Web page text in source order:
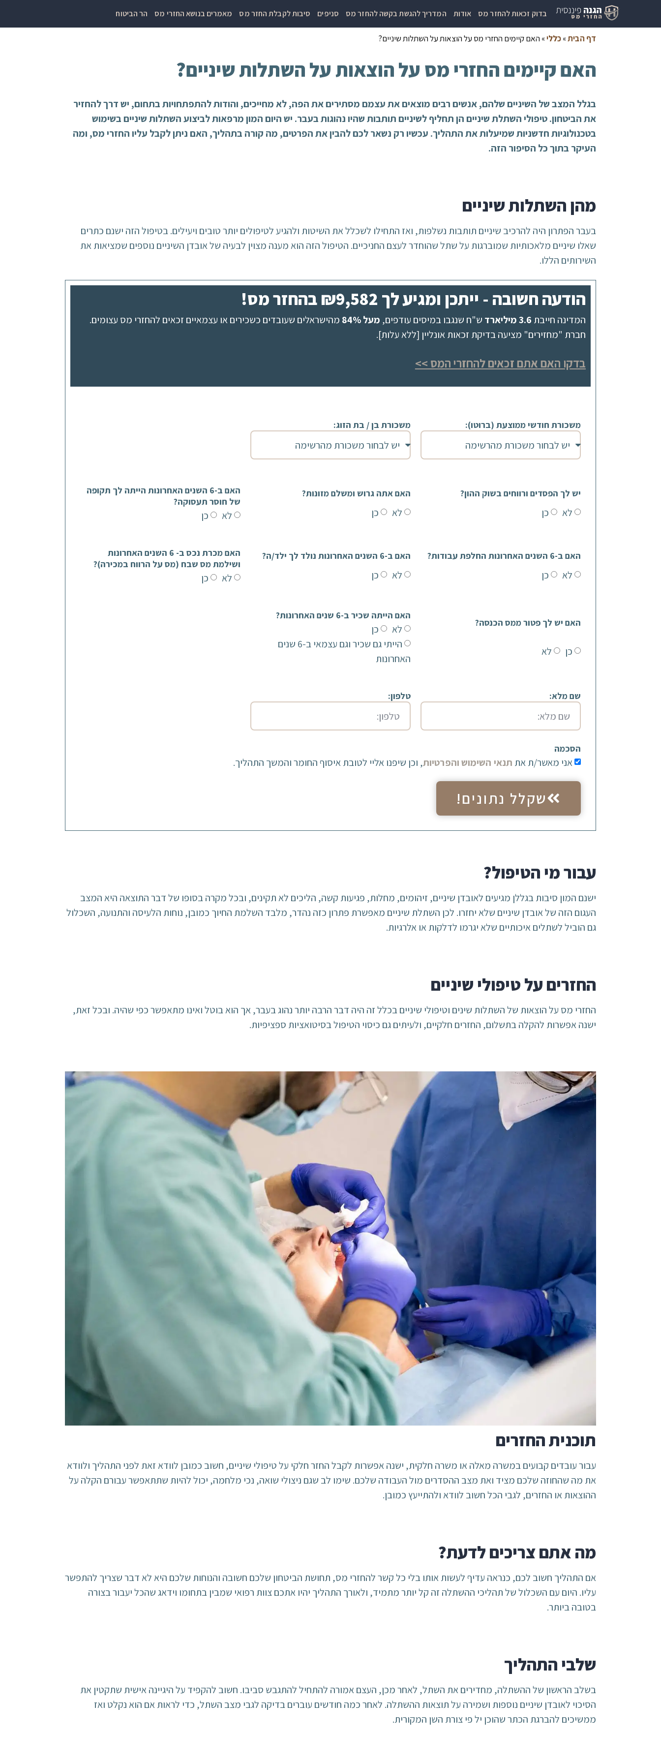
בדוק זכאות להחזר מס אודות המדריך להגשת בקשה להחזר מס סניפים סיבות לקבלת החזר מס מאמרים בנושא החזרי מס הר הביטוח
דף הבית»כללי» האם קיימים החזרי מס על הוצאות על השתלות שיניים?
האם קיימים החזרי מס על הוצאות על השתלות שיניים?
בגלל המצב של השיניים שלהם, אנשים רבים מוצאים את עצמם מסתירים את הפה, לא מחייכים, והודות להתפתחויות בתחום, יש דרך להחזיר
את הביטחון. טיפולי השתלת שיניים הן תחליף לשיניים תותבות שהיו נהוגות בעבר. יש היום המון מרפאות לביצוע השתלות שיניים בשימוש
בטכנולוגיות חדשניות שמיעלות את התהליך. עכשיו רק נשאר לכם להבין את הפרטים, מה קורה בתהליך, האם ניתן לקבל עליו החזרי מס, ומה
העיקר בתוך כל הסיפור הזה.
מהן השתלות שיניים
בעבר הפתרון היה להרכיב שיניים תותבות נשלפות, ואז התחילו לשכלל את השיטות ולהגיע לטיפולים יותר טובים ויעילים. בטיפול הזה ישנם כתרים
שאלו שיניים מלאכותיות שמוברגות על שתל שהוחדר לעצם החניכיים. הטיפול הזה הוא מענה מצוין לבעיה של אובדן השיניים נוספים שמציאות את
השירותים הללו.
הודעה חשובה - ייתכן ומגיע לך ₪9,582 בהחזר מס!
המדינה חייבת 3.6 מיליארד ש"ח שנגבו במיסים עודפים, מעל 84%
מהישראלים שעובדים כשכירים או עצמאיים זכאים להחזרי מס עצומים.
חברת "מחזירים" מציעה בדיקת זכאות אונליין [ללא עלות].
בדקו האם אתם זכאים להחזרי המס >>
משכורת חודשי ממוצעת (ברוטו): משכורת בן / בת הזוג:
יש לך הפסדים ורווחים בשוק ההון?
לא כן
האם אתה גרוש ומשלם מזונות?
לא כן
האם ב-6 השנים האחרונות הייתה לך תקופה
של חוסר תעסוקה?
לא כן
האם ב-6 השנים האחרונות החלפת עבודות?
לא כן
האם ב-6 השנים האחרונות נולד לך ילד/ה?
לא כן
האם מכרת נכס ב- 6 השנים האחרונות
ושילמת מס שבח (מס על הרווח במכירה)?
לא כן
האם יש לך פטור ממס הכנסה?
כן לא
האם הייתה שכיר ב-6 שנים האחרונות?
לא
כן
הייתי גם שכיר וגם עצמאי ב-6 שנים
האחרונות
שם מלא: טלפון:
הסכמה
אני מאשר/ת את תנאי השימוש והפרטיות, וכן שיפנו אליי לטובת איסוף החומר והמשך התהליך.
שקלל נתונים!
עבור מי הטיפול?
ישנם המון סיבות בגללן מגיעים לאובדן שיניים, זיהומים, מחלות, פגיעות קשה, הליכים לא תקינים, ובכל מקרה בסופו של דבר התוצאה היא המצב
העגום הזה של אובדן שיניים שלא יחזרו. לכן השתלת שיניים מאפשרת פתרון כזה נהדר, מלבד השלמת החיוך כמובן, נוחות הלעיסה והתנועה, השכלול
גם הוביל לשתלים איכותיים שלא יגרמו לדלקות או אלרגיות.
החזרים על טיפולי שיניים
החזרי מס על הוצאות של השתלות שינים וטיפולי שיניים בכלל זה היה דבר הרבה יותר נהוג בעבר, אך הוא בוטל ואינו מתאפשר כפי שהיה. ובכל זאת,
ישנה אפשרות להקלה בתשלום, החזרים חלקיים, ולעיתים גם כיסוי הטיפול בסיטואציות ספציפיות.
תוכנית החזרים
עבור עובדים קבועים במשרה מאלה או משרה חלקית, ישנה אפשרות לקבל החזר חלקי על טיפולי שיניים, חשוב כמובן לוודא זאת לפני התהליך ולוודא
את מה שהחוזה שלכם מציד ואת מצב ההסדרים מול העבודה שלכם. שימו לב שגם ניצולי שואה, נכי מלחמה, יכול להיות שתתאפשר עבורם הקלה על
ההוצאות או החזרים, לגבי הכל חשוב לוודא ולהתייעץ כמובן.
מה אתם צריכים לדעת?
אם התהליך חשוב לכם, כנראה עדיף לעשות אותו בלי כל קשר להחזרי מס, תחושת הביטחון שלכם חשובה והנוחות שלכם היא לא דבר שצריך להתפשר
עליו. היום עם השכלול של תהליכי ההשתלה זה קל יותר מתמיד, ולאורך התהליך יהיו אתכם צוות רפואי שמבין בתחומו וידאג שהכל יעבור בצורה
בטובה ביותר.
שלבי התהליך
בשלב הראשון של ההשתלה, מחדירים את השתל, לאחר מכן, העצם אמורה להתחיל להתגבש סביבו. חשוב להקפיד על היגיינה אישית שתקטין את
הסיכוי לאובדן שיניים נוספות ושמירה על תוצאות ההשתלה. לאחר כמה חודשים עוברים בדיקה לגבי מצב השתל, כדי לראות אם הוא נקלט ואז
ממשיכים להברגת הכתר שהוכן יל פי צורת השן המקורית.